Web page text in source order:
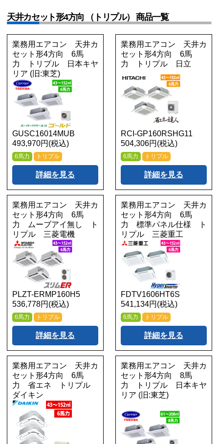
天井カセット形4方向 （トリプル） 商品一覧
業務用エアコン 天井カ
セット形4方向 6馬
力 トリプル 日本キヤ
リア (旧:東芝)
GUSC16014MUB
493,970円(税込)
6馬力 トリプル
詳細を見る
業務用エアコン 天井カ
セット形4方向 6馬
力 トリプル 日立
RCI-GP160RSHG11
504,306円(税込)
6馬力 トリプル
詳細を見る
業務用エアコン 天井カ
セット形4方向 6馬
力 ムーブアイ無し ト
リプル 三菱電機
PLZT-ERMP160H5
536,778円(税込)
6馬力 トリプル
詳細を見る
業務用エアコン 天井カ
セット形4方向 6馬
力 標準パネル仕様 ト
リプル 三菱重工
FDTV1606HT6S
541,134円(税込)
6馬力 トリプル
詳細を見る
業務用エアコン 天井カ
セット形4方向 6馬
力 省エネ トリプル
ダイキン
業務用エアコン 天井カ
セット形4方向 8馬
力 トリプル 日本キヤ
リア (旧:東芝)